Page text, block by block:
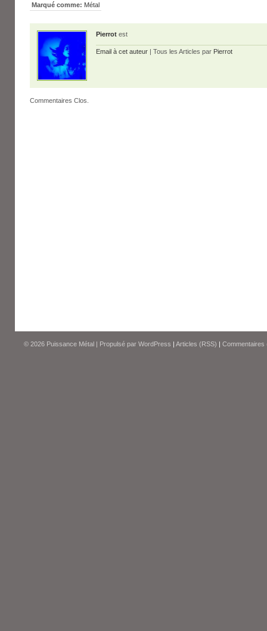
Marqué comme: Métal
Pierrot est
Email à cet auteur | Tous les Articles par Pierrot
Commentaires Clos.
© 2026 Puissance Métal | Propulsé par WordPress | Articles (RSS) | Commentaires